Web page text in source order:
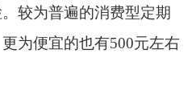
较为普遍的消费型定期
为便宜的也有500元左右